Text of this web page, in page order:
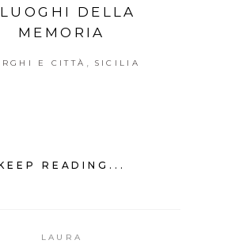
DELLA
MEMORIA
E CITTÀ SICILIA
READING...
LAURA